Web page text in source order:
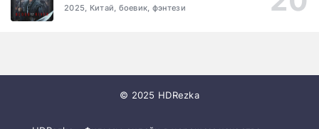
2025, Китай, боевик, фэнтези
© 2025 HDRezka